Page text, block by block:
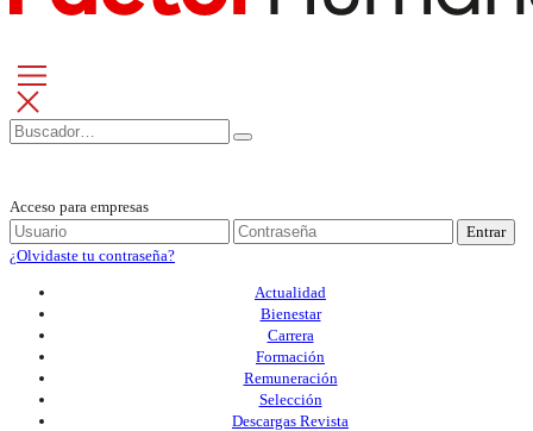
Acceso para empresas
Entrar
¿Olvidaste tu contraseña?
Actualidad
Bienestar
Carrera
Formación
Remuneración
Selección
Descargas Revista